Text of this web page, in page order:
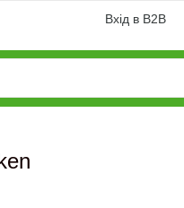
Вхід в B2B